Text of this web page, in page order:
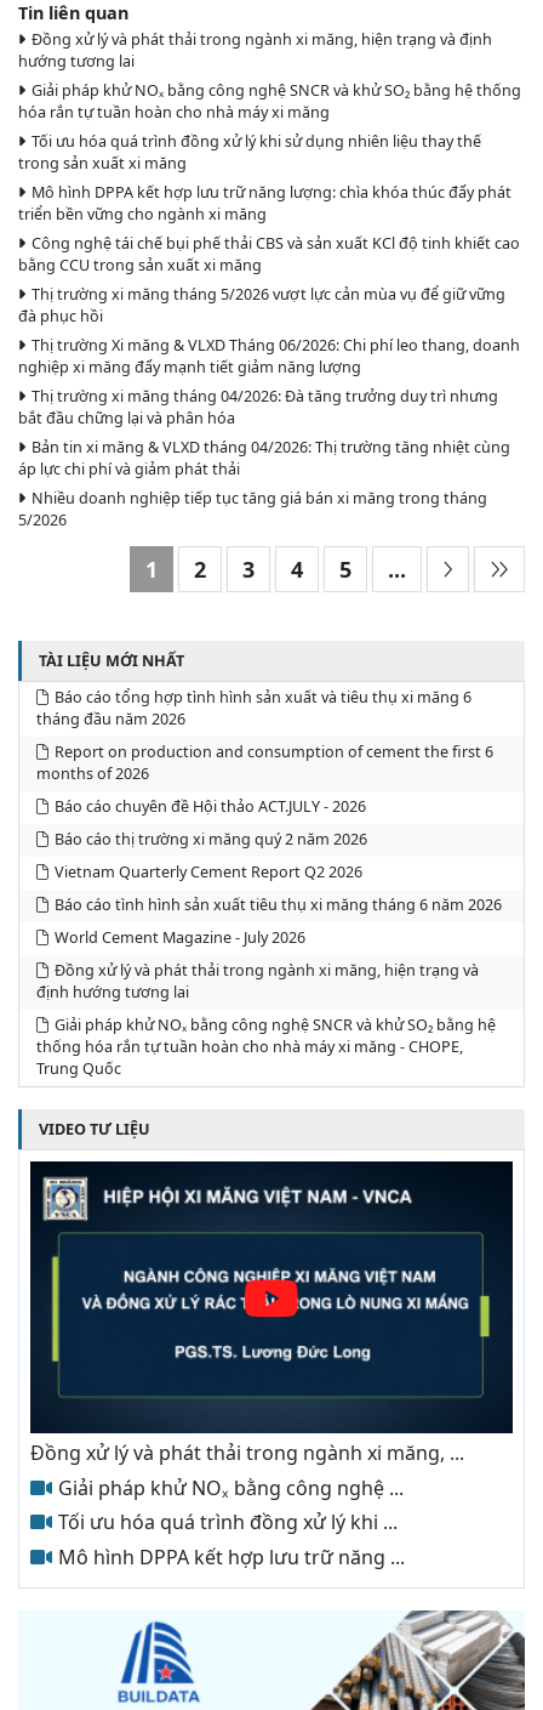
Tin liên quan
Đồng xử lý và phát thải trong ngành xi măng, hiện trạng và định
hướng tương lai
Giải pháp khử NOₓ bằng công nghệ SNCR và khử SO₂ bằng hệ thống
hóa rắn tự tuần hoàn cho nhà máy xi măng
Tối ưu hóa quá trình đồng xử lý khi sử dụng nhiên liệu thay thế
trong sản xuất xi măng
Mô hình DPPA kết hợp lưu trữ năng lượng: chìa khóa thúc đẩy phát
triển bền vững cho ngành xi măng
Công nghệ tái chế bụi phế thải CBS và sản xuất KCl độ tinh khiết cao
bằng CCU trong sản xuất xi măng
Thị trường xi măng tháng 5/2026 vượt lực cản mùa vụ để giữ vững
đà phục hồi
Thị trường Xi măng & VLXD Tháng 06/2026: Chi phí leo thang, doanh
nghiệp xi măng đẩy mạnh tiết giảm năng lượng
Thị trường xi măng tháng 04/2026: Đà tăng trưởng duy trì nhưng
bắt đầu chững lại và phân hóa
Bản tin xi măng & VLXD tháng 04/2026: Thị trường tăng nhiệt cùng
áp lực chi phí và giảm phát thải
Nhiều doanh nghiệp tiếp tục tăng giá bán xi măng trong tháng
5/2026
1 2 3 4 5 ...
TÀI LIỆU MỚI NHẤT
Báo cáo tổng hợp tình hình sản xuất và tiêu thụ xi măng 6
tháng đầu năm 2026
Report on production and consumption of cement the first 6
months of 2026
Báo cáo chuyên đề Hội thảo ACT.JULY - 2026
Báo cáo thị trường xi măng quý 2 năm 2026
Vietnam Quarterly Cement Report Q2 2026
Báo cáo tình hình sản xuất tiêu thụ xi măng tháng 6 năm 2026
World Cement Magazine - July 2026
Đồng xử lý và phát thải trong ngành xi măng, hiện trạng và
định hướng tương lai
Giải pháp khử NOₓ bằng công nghệ SNCR và khử SO₂ bằng hệ
thống hóa rắn tự tuần hoàn cho nhà máy xi măng - CHOPE,
Trung Quốc
VIDEO TƯ LIỆU
Đồng xử lý và phát thải trong ngành xi măng, ...
Giải pháp khử NOₓ bằng công nghệ ...
Tối ưu hóa quá trình đồng xử lý khi ...
Mô hình DPPA kết hợp lưu trữ năng ...